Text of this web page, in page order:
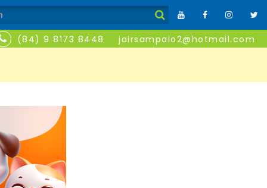
(84) 9 8173 8448 jairsampaio2@hotmail.com